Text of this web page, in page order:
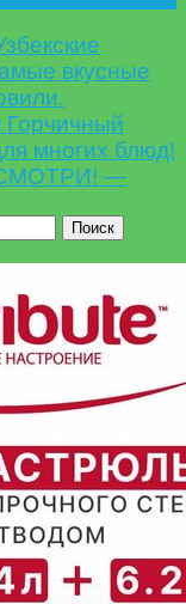
вкусные
Горчичный
многих блюд!
СМОТРИ! —
Поиск